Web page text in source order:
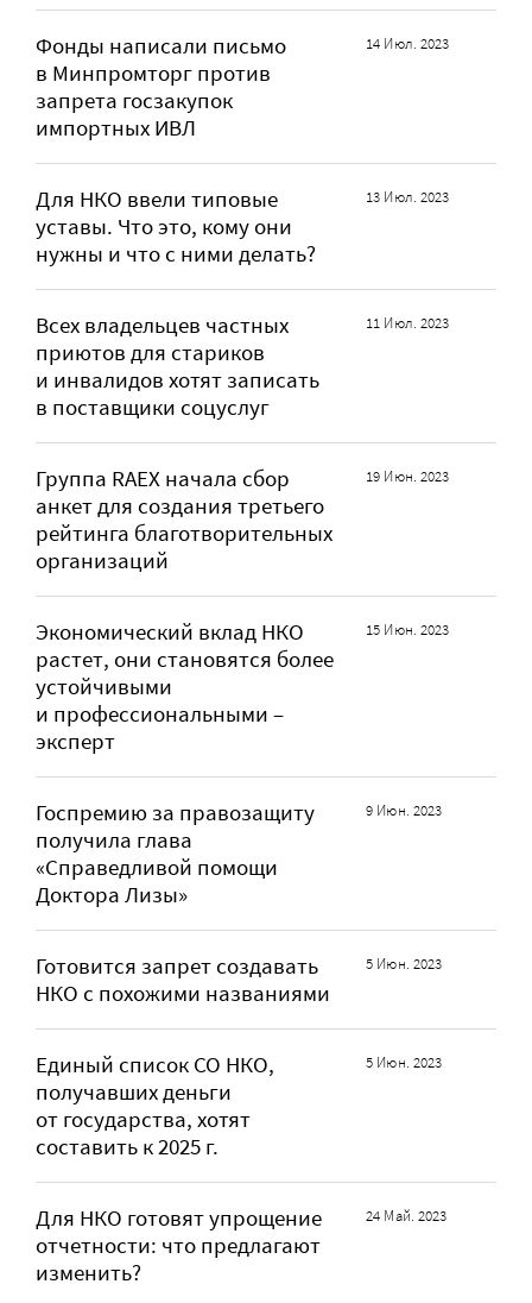
Фонды написали письмо
в Минпромторг против
запрета госзакупок
импортных ИВЛ
14 Июл. 2023
Для НКО ввели типовые
уставы. Что это, кому они
нужны и что с ними делать?
13 Июл. 2023
Всех владельцев частных
приютов для стариков
и инвалидов хотят записать
в поставщики соцуслуг
11 Июл. 2023
Группа RAEX начала сбор
анкет для создания третьего
рейтинга благотворительных
организаций
19 Июн. 2023
Экономический вклад НКО
растет, они становятся более
устойчивыми
и профессиональными –
эксперт
15 Июн. 2023
Госпремию за правозащиту
получила глава
«Справедливой помощи
Доктора Лизы»
9 Июн. 2023
Готовится запрет создавать
НКО с похожими названиями
5 Июн. 2023
Единый список СО НКО,
получавших деньги
от государства, хотят
составить к 2025 г.
5 Июн. 2023
Для НКО готовят упрощение
отчетности: что предлагают
изменить?
24 Май. 2023